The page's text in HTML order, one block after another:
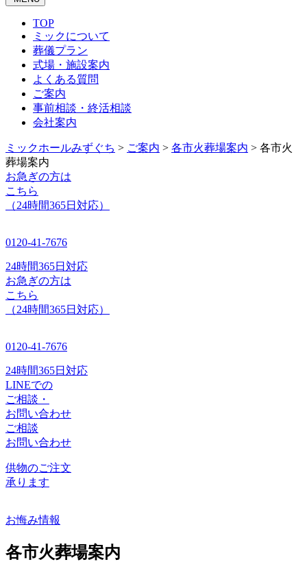
TOP
ミックについて
葬儀プラン
式場・施設案内
よくある質問
ご案内
事前相談・終活相談
会社案内
ミックホールみずぐち > ご案内 > 各市火葬場案内 > 各市火
葬場案内
お急ぎの方は
こちら
（24時間365日対応）
0120-41-7676
24時間365日対応
お急ぎの方は
こちら
（24時間365日対応）
0120-41-7676
24時間365日対応
LINEでの
ご相談・
お問い合わせ
ご相談
お問い合わせ
供物のご注文
承ります
お悔み情報
各市火葬場案内